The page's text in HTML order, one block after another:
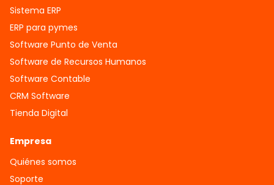
Sistema ERP
ERP para pymes
Software Punto de Venta
Software de Recursos Humanos
Software Contable
CRM Software
Tienda Digital
Empresa
Quiénes somos
Soporte